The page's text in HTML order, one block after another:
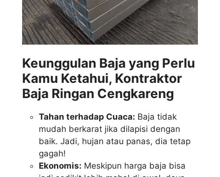
Keunggulan Baja yang Perlu
Kamu Ketahui, Kontraktor
Baja Ringan Cengkareng
Tahan terhadap Cuaca: Baja tidak
mudah berkarat jika dilapisi dengan
baik. Jadi, hujan atau panas, dia tetap
gagah!
Ekonomis: Meskipun harga baja bisa